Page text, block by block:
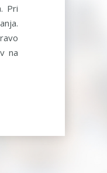
Pri
na